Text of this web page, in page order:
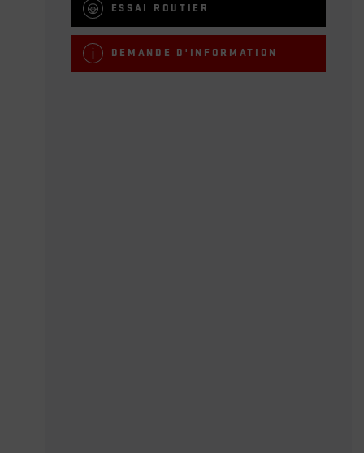
ESSAI ROUTIER
DEMANDE D'INFORMATION